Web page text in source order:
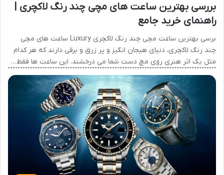
بررسی بهترین ساعت های مچی چند رنگ لاکچری |
راهنمای خرید جامع
برسی بهترین ساعت مچی چند رنگ لاکچری Luxury ساعت های مچی
چند رنگ لاکچری، دنیای هیجان انگیز و پر زرق و برقی دارند که هر کدام
مثل یک اثر هنری روی مچ دست شما می درخشند. این ساعت ها فقط…